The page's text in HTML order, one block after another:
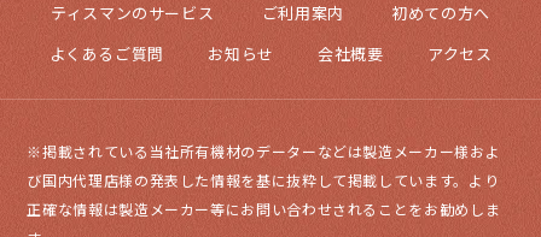
ティスマンのサービス ご利用案内
初めての方へ
よくあるご質問
お知らせ 会社概要 アクセス
※掲載されている当社所有機材のデーターなどは製造メーカー様およ
び国内代理店様の発表した情報を基に抜粋して掲載しています。より
正確な情報は製造メーカー等にお問い合わせされることをお勧めしま